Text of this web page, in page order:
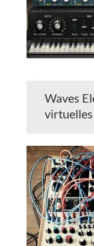
Waves